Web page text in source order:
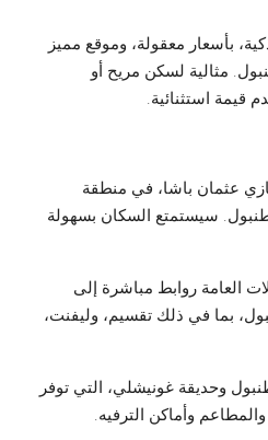
بأسعار معقولة، وموقع مميز
مثالية لسكن مريح أو
قيمة استثنائية.
عثمان باشا، في منطقة
سيستمتع السكان بسهولة
العامة روابط مباشرة إلى
بما في ذلك تقسيم، وليفنت،
وحديقة غونيشلي، التي توفر
وأماكن الترفيه.